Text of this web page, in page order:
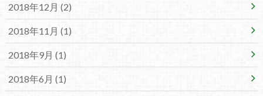
2018年12月 (2)
2018年11月 (1)
2018年9月 (1)
2018年6月 (1)